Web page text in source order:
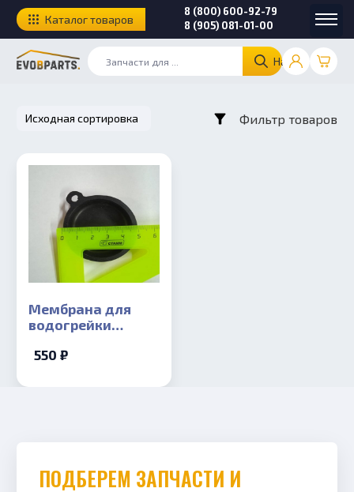
Найти
8 (800) 600-92-79
8 (905) 081-01-00
Каталог товаров
Фильтр товаров
Мембрана для
водогрейки
(Диафрагма к ВПГ
550 ₽
ПОДБЕРЕМ ЗАПЧАСТИ И